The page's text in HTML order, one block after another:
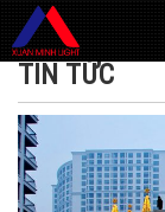
Trang chủ
TIN TỨC